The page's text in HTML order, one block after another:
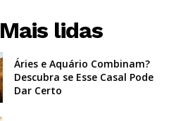
Mais lidas
Áries e Aquário Combinam?
Descubra se Esse Casal Pode
Dar Certo